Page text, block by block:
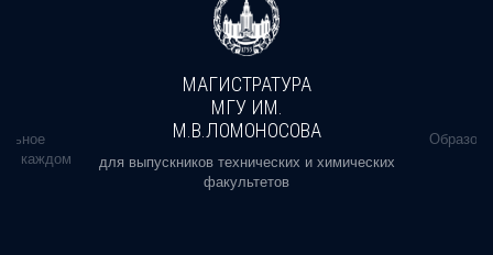
в каждом
МАГИСТРАТУРА
МГУ ИМ.
М.В.ЛОМОНОСОВА
для выпускников технических и химических
факультетов